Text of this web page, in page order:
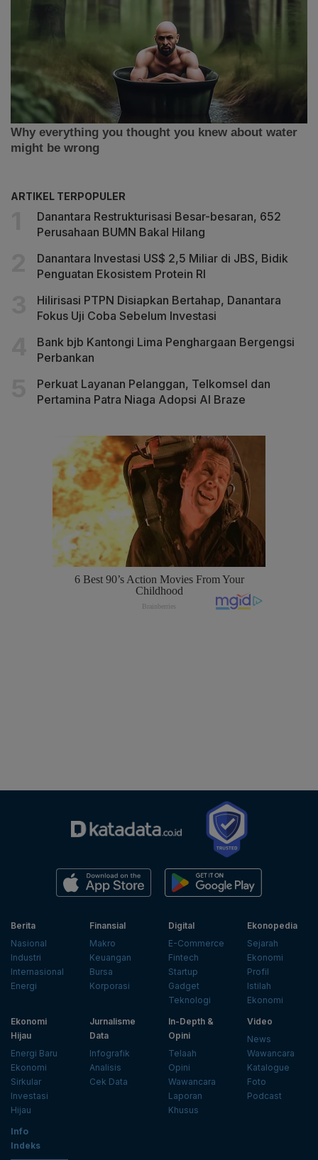
ARTIKEL TERPOPULER
Danantara Restrukturisasi Besar-besaran, 652
Perusahaan BUMN Bakal Hilang
Danantara Investasi US$ 2,5 Miliar di JBS, Bidik
Penguatan Ekosistem Protein RI
Hilirisasi PTPN Disiapkan Bertahap, Danantara
Fokus Uji Coba Sebelum Investasi
Bank bjb Kantongi Lima Penghargaan Bergengsi
Perbankan
Perkuat Layanan Pelanggan, Telkomsel dan
Pertamina Patra Niaga Adopsi AI Braze
Berita
Nasional
Industri
Internasional
Energi
Finansial
Makro
Keuangan
Bursa
Korporasi
Digital
E-Commerce
Fintech
Startup
Gadget
Teknologi
Ekonopedia
Sejarah
Ekonomi
Profil
Istilah
Ekonomi
Ekonomi
Hijau
Energi Baru
Ekonomi
Sirkular
Investasi
Hijau
Jurnalisme
Data
Infografik
Analisis
Cek Data
In-Depth &
Opini
Telaah
Opini
Wawancara
Laporan
Khusus
Video
News
Wawancara
Katalogue
Foto
Podcast
Info
Indeks